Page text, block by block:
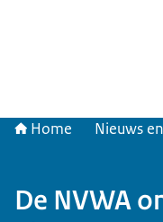
Home Nieuws
De NVWA